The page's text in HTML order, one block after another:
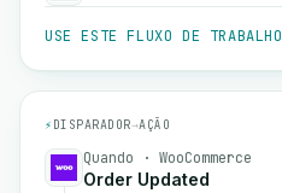
USE ESTE FLUXO DE TRABALHO
⚡ DISPARADOR→AÇÃO
Quando · WooCommerce
Order Updated